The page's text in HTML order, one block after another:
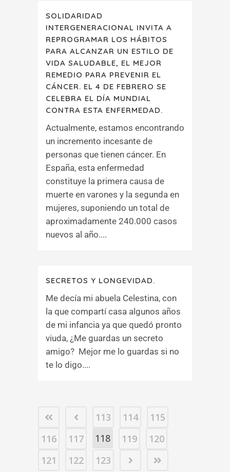
SOLIDARIDAD
INTERGENERACIONAL INVITA A
REPROGRAMAR LOS HÁBITOS
PARA ALCANZAR UN ESTILO DE
VIDA SALUDABLE, EL MEJOR
REMEDIO PARA PREVENIR EL
CÁNCER. EL 4 DE FEBRERO SE
CELEBRA EL DÍA MUNDIAL
CONTRA ESTA ENFERMEDAD.
Actualmente, estamos encontrando
un incremento incesante de
personas que tienen cáncer. En
España, esta enfermedad
constituye la primera causa de
muerte en varones y la segunda en
mujeres, suponiendo un total de
aproximadamente 240.000 casos
nuevos al año....
SECRETOS Y LONGEVIDAD.
Me decía mi abuela Celestina, con
la que compartí casa algunos años
de mi infancia ya que quedó pronto
viuda, ¿Me guardas un secreto
amigo? Mejor me lo guardas si no
te lo digo....
113 114
115
116
117 118 119
120
121
122 123